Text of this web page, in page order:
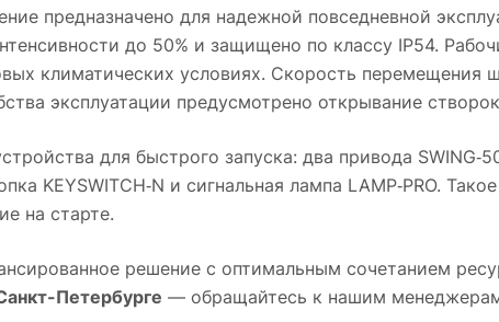
предназначено для надежной повседневной
до 50% и защищено по классу IP54.
климатических условиях. Скорость
эксплуатации предусмотрено открывание
для быстрого запуска: два привода
KEYSWITCH‑N и сигнальная лампа LAMP‑PRO.
на старте.
решение с оптимальным сочетанием
Петербурге — обращайтесь к нашим